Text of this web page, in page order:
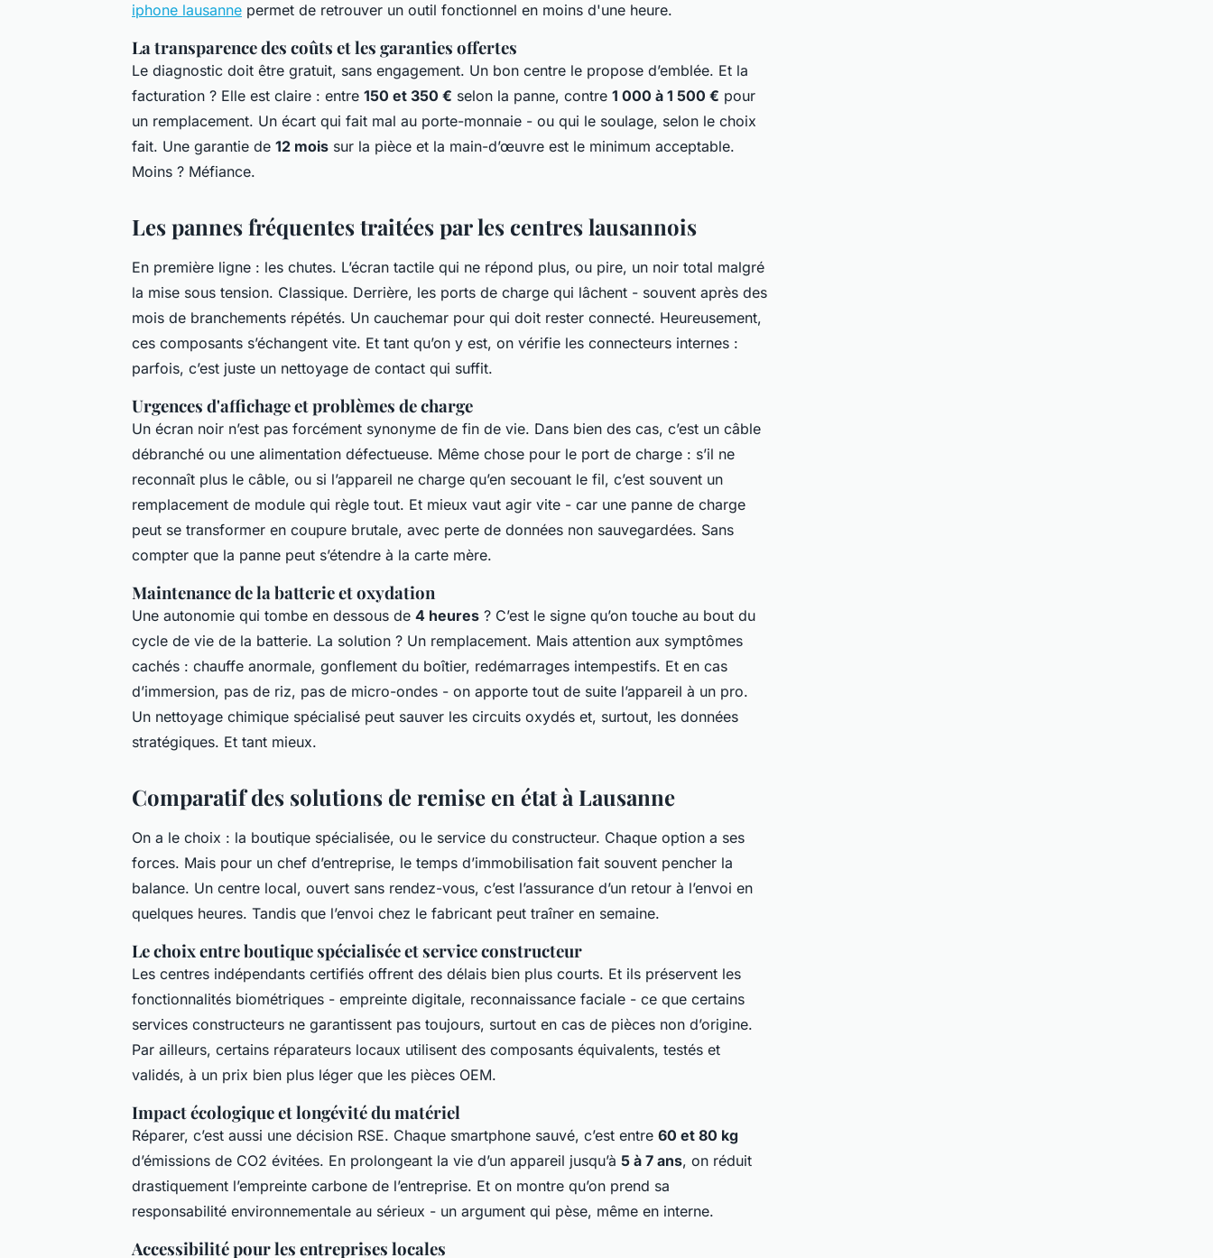
iphone lausanne permet de retrouver un outil fonctionnel en moins d'une heure.
La transparence des coûts et les garanties offertes
Le diagnostic doit être gratuit, sans engagement. Un bon centre le propose d’emblée. Et la
facturation ? Elle est claire : entre 150 et 350 € selon la panne, contre 1 000 à 1 500 € pour
un remplacement. Un écart qui fait mal au porte-monnaie - ou qui le soulage, selon le choix
fait. Une garantie de 12 mois sur la pièce et la main-d’œuvre est le minimum acceptable.
Moins ? Méfiance.
Les pannes fréquentes traitées par les centres lausannois
En première ligne : les chutes. L’écran tactile qui ne répond plus, ou pire, un noir total malgré
la mise sous tension. Classique. Derrière, les ports de charge qui lâchent - souvent après des
mois de branchements répétés. Un cauchemar pour qui doit rester connecté. Heureusement,
ces composants s’échangent vite. Et tant qu’on y est, on vérifie les connecteurs internes :
parfois, c’est juste un nettoyage de contact qui suffit.
Urgences d'affichage et problèmes de charge
Un écran noir n’est pas forcément synonyme de fin de vie. Dans bien des cas, c’est un câble
débranché ou une alimentation défectueuse. Même chose pour le port de charge : s’il ne
reconnaît plus le câble, ou si l’appareil ne charge qu’en secouant le fil, c’est souvent un
remplacement de module qui règle tout. Et mieux vaut agir vite - car une panne de charge
peut se transformer en coupure brutale, avec perte de données non sauvegardées. Sans
compter que la panne peut s’étendre à la carte mère.
Maintenance de la batterie et oxydation
Une autonomie qui tombe en dessous de 4 heures ? C’est le signe qu’on touche au bout du
cycle de vie de la batterie. La solution ? Un remplacement. Mais attention aux symptômes
cachés : chauffe anormale, gonflement du boîtier, redémarrages intempestifs. Et en cas
d’immersion, pas de riz, pas de micro-ondes - on apporte tout de suite l’appareil à un pro.
Un nettoyage chimique spécialisé peut sauver les circuits oxydés et, surtout, les données
stratégiques. Et tant mieux.
Comparatif des solutions de remise en état à Lausanne
On a le choix : la boutique spécialisée, ou le service du constructeur. Chaque option a ses
forces. Mais pour un chef d’entreprise, le temps d’immobilisation fait souvent pencher la
balance. Un centre local, ouvert sans rendez-vous, c’est l’assurance d’un retour à l’envoi en
quelques heures. Tandis que l’envoi chez le fabricant peut traîner en semaine.
Le choix entre boutique spécialisée et service constructeur
Les centres indépendants certifiés offrent des délais bien plus courts. Et ils préservent les
fonctionnalités biométriques - empreinte digitale, reconnaissance faciale - ce que certains
services constructeurs ne garantissent pas toujours, surtout en cas de pièces non d’origine.
Par ailleurs, certains réparateurs locaux utilisent des composants équivalents, testés et
validés, à un prix bien plus léger que les pièces OEM.
Impact écologique et longévité du matériel
Réparer, c’est aussi une décision RSE. Chaque smartphone sauvé, c’est entre 60 et 80 kg
d’émissions de CO2 évitées. En prolongeant la vie d’un appareil jusqu’à 5 à 7 ans, on réduit
drastiquement l’empreinte carbone de l’entreprise. Et on montre qu’on prend sa
responsabilité environnementale au sérieux - un argument qui pèse, même en interne.
Accessibilité pour les entreprises locales